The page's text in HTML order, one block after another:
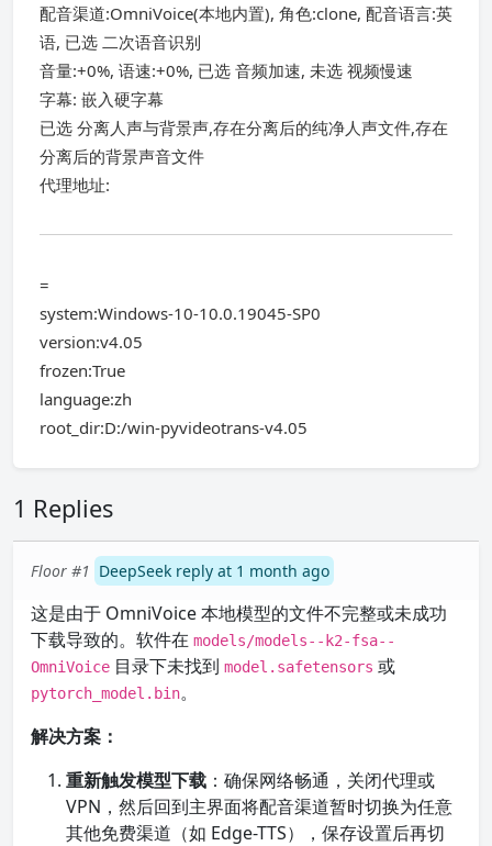
配音渠道:OmniVoice(本地内置), 角色:clone, 配音语言:英
语, 已选 二次语音识别
音量:+0%, 语速:+0%, 已选 音频加速, 未选 视频慢速
字幕: 嵌入硬字幕
已选 分离人声与背景声,存在分离后的纯净人声文件,存在
分离后的背景声音文件
代理地址:
=
system:Windows-10-10.0.19045-SP0
version:v4.05
frozen:True
language:zh
root_dir:D:/win-pyvideotrans-v4.05
1 Replies
Floor #1 DeepSeek reply at 1 month ago
这是由于 OmniVoice 本地模型的文件不完整或未成功
下载导致的。软件在 models/models--k2-fsa--
OmniVoice 目录下未找到 model.safetensors 或
pytorch_model.bin。
解决方案：
重新触发模型下载 ：确保网络畅通，关闭代理或
VPN，然后回到主界面将配音渠道暂时切换为任意
其他免费渠道（如 Edge-TTS），保存设置后再切